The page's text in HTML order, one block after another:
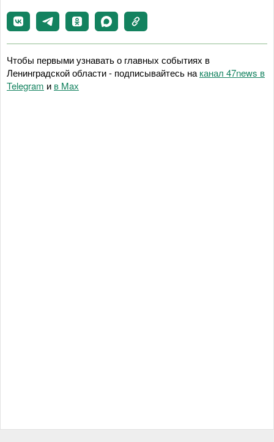
Чтобы первыми узнавать о главных событиях в
Ленинградской области - подписывайтесь на канал 47news в
Telegram и в Maх